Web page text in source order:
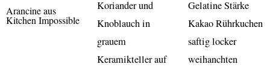
Arancine aus
Kitchen Impossible